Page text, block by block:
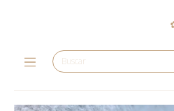
✿ ¡ENVÍO GRATIS A